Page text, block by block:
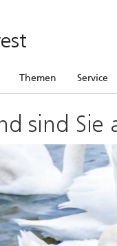
Themen Service
sind